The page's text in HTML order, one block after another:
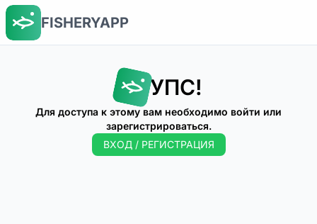
FISHERYAPP
УПС!
Для доступа к этому вам необходимо войти или
зарегистрироваться.
ВХОД / РЕГИСТРАЦИЯ